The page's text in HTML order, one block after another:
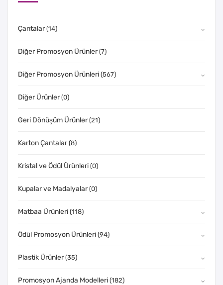
Çantalar (14)
Diğer Promosyon Ürünler (7)
Diğer Promosyon Ürünleri (567)
Diğer Ürünler (0)
Geri Dönüşüm Ürünler (21)
Karton Çantalar (8)
Kristal ve Ödül Ürünleri (0)
Kupalar ve Madalyalar (0)
Matbaa Ürünleri (118)
Ödül Promosyon Ürünleri (94)
Plastik Ürünler (35)
Promosyon Ajanda Modelleri (182)